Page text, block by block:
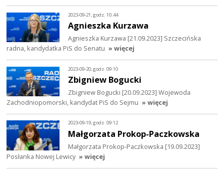
2023-09-21, godz. 10:44
Agnieszka Kurzawa
Agnieszka Kurzawa [21.09.2023] Szczecińska
radna, kandydatka PiS do Senatu » więcej
2023-09-20, godz. 09:10
Zbigniew Bogucki
Zbigniew Bogucki [20.09.2023] Wojewoda
Zachodniopomorski, kandydat PiS do Sejmu » więcej
2023-09-19, godz. 09:12
Małgorzata Prokop-Paczkowska
Małgorzata Prokop-Paczkowska [19.09.2023]
Posłanka Nowej Lewicy » więcej